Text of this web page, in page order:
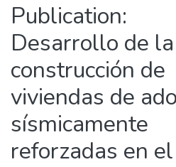
People
Statistics
Publication:
Desarrollo de la
construcción de
viviendas de
sísmicamente
reforzadas en